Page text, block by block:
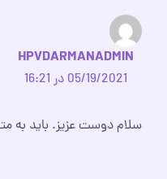
HPVDARMANADMIN
05/19/2021 در 16:21
سلام دوست عزیز. باید